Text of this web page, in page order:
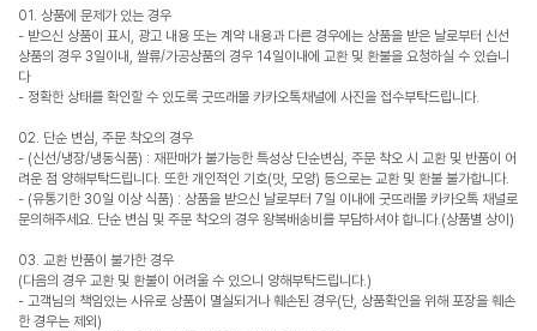
01. 상품에 문제가 있는 경우
- 받으신 상품이 표시, 광고 내용 또는 계약 내용과 다른 경우에는 상품을 받은 날로부터 신선
상품의 경우 3일이내, 쌀류/가공상품의 경우 14일이내에 교환 및 환불을 요청하실 수 있습니
다
- 정확한 상태를 확인할 수 있도록 굿뜨래몰 카카오톡채널에 사진을 접수부탁드립니다.
02. 단순 변심, 주문 착오의 경우
- (신선/냉장/냉동식품) : 재판매가 불가능한 특성상 단순변심, 주문 착오 시 교환 및 반품이 어
려운 점 양해부탁드립니다. 또한 개인적인 기호(맛, 모양) 등으로는 교환 및 환불 불가합니다.
- (유통기한 30일 이상 식품) : 상품을 받으신 날로부터 7일 이내에 굿뜨래몰 카카오톡 채널로
문의해주세요. 단순 변심 및 주문 착오의 경우 왕복배송비를 부담하셔야 합니다.(상품별 상이)
03. 교환 반품이 불가한 경우
(다음의 경우 교환 및 환불이 어려울 수 있으니 양해부탁드립니다.)
- 고객님의 책임있는 사유로 상품이 멸실되거나 훼손된 경우(단, 상품확인을 위해 포장을 훼손
한 경우는 제외)